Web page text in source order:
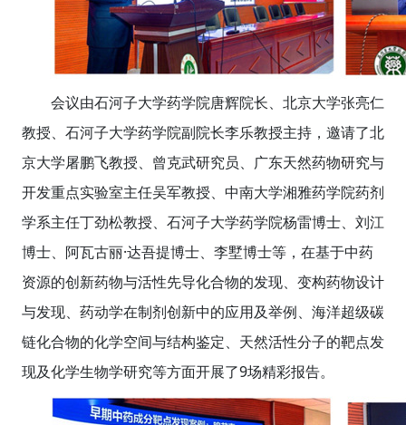
会议由石河子大学药学院唐辉院长、北京大学张亮仁
教授、石河子大学药学院副院长李乐教授主持，邀请了北
京大学屠鹏飞教授、曾克武研究员、广东天然药物研究与
开发重点实验室主任吴军教授、中南大学湘雅药学院药剂
学系主任丁劲松教授、石河子大学药学院杨雷博士、刘江
博士、阿瓦古丽·达吾提博士、李墅博士等，在基于中药
资源的创新药物与活性先导化合物的发现、变构药物设计
与发现、药动学在制剂创新中的应用及举例、海洋超级碳
链化合物的化学空间与结构鉴定、天然活性分子的靶点发
现及化学生物学研究等方面开展了9场精彩报告。